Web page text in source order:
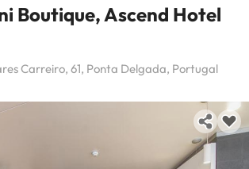
Boutique, Ascend Hotel
Carreiro, 61, Ponta Delgada, Portugal